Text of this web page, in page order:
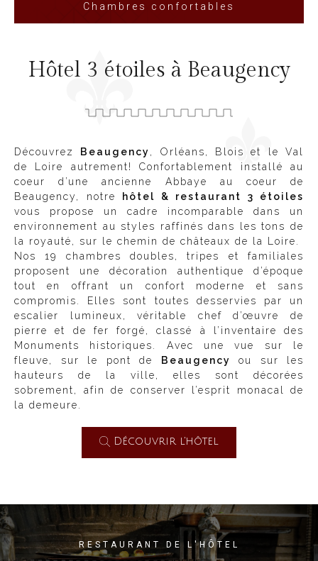
Chambres confortables
Hôtel 3 étoiles à Beaugency
Découvrez Beaugency, Orléans, Blois et le Val
de Loire autrement! Confortablement installé au
coeur d’une ancienne Abbaye au coeur de
Beaugency, notre
hôtel & restaurant 3 étoiles
vous propose un cadre incomparable dans un
environnement au styles raffinés dans les tons de
la royauté, sur le chemin de châteaux de la Loire.
Nos 19 chambres doubles, tripes et familiales
proposent une décoration authentique d’époque
tout en offrant un confort moderne et sans
compromis. Elles sont toutes desservies par un
escalier lumineux, véritable chef d’œuvre de
pierre et de fer forgé, classé à l’inventaire des
Monuments historiques. Avec une vue sur le
fleuve, sur le pont de
Beaugency ou sur les
hauteurs de la ville, elles sont décorées
sobrement, afin de conserver l’esprit monacal de
la demeure.
Découvrir l'hôtel
RESTAURANT DE L'HÔTEL